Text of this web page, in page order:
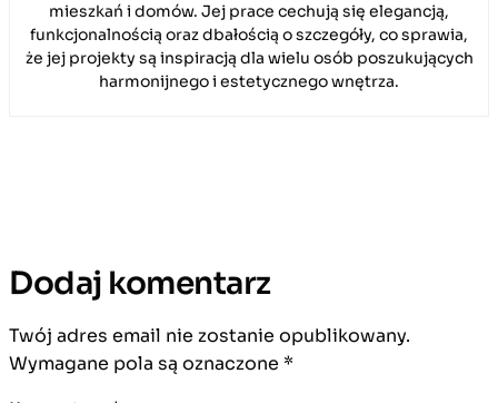
mieszkań i domów. Jej prace cechują się elegancją,
funkcjonalnością oraz dbałością o szczegóły, co sprawia,
że jej projekty są inspiracją dla wielu osób poszukujących
harmonijnego i estetycznego wnętrza.
Dodaj komentarz
Twój adres email nie zostanie opublikowany.
Wymagane pola są oznaczone *